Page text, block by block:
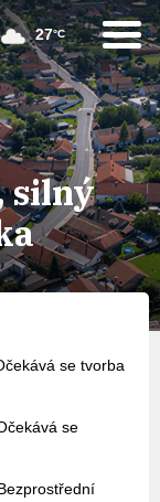
27°C
silný
se tvorba
se